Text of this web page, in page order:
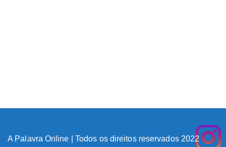
A Palavra Online | Todos os direitos reservados 2022